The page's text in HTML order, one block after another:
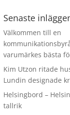
Senaste
Välkommen till en
varumärkes bästa
Kim Utzon ritade
Lundin designade
Helsingbord –
tallrik